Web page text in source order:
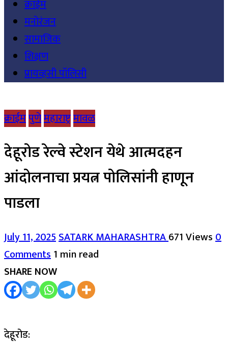
क्राईम
मनोरंजन
सामाजिक
शिक्षण
प्रायव्हसी पॉलिसी
क्राईमपुणेमहाराष्ट्रमावळ
देहूरोड रेल्वे स्टेशन येथे आत्मदहन
आंदोलनाचा प्रयत्न पोलिसांनी हाणून
पाडला
July 11, 2025SATARK MAHARASHTRA671 Views0
Comments1 min read
SHARE NOW
देहूरोड: